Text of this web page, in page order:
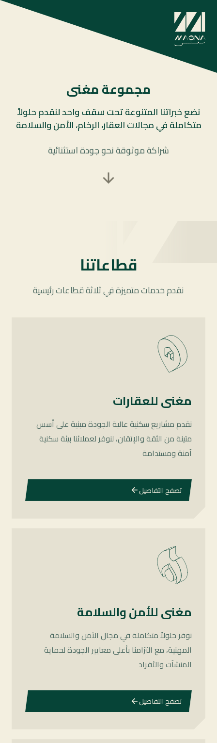
مجموعة مغنى
نضع خبراتنا المتنوعة تحت سقف واحد لنقدم حلولاً
متكاملة في مجالات العقار، الرخام، الأمن والسلامة
شراكة موثوقة نحو جودة استثنائية
قطاعاتنا
نقدم خدمات متميزة في ثلاثة قطاعات رئيسية
مغنى للعقارات
نقدم مشاريع سكنية عالية الجودة مبنية على أسس
متينة من الثقة والإتقان، لنوفر لعملائنا بيئة سكنية
آمنة ومستدامة
تصفح التفاصيل
مغنى للأمن والسلامة
نوفر حلولاً متكاملة في مجال الأمن والسلامة
المهنية، مع التزامنا بأعلى معايير الجودة لحماية
المنشآت والأفراد
تصفح التفاصيل